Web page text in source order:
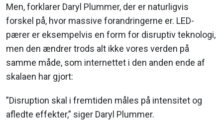
Men, forklarer Daryl Plummer, der er naturligvis
forskel på, hvor massive forandringerne er. LED-
pærer er eksempelvis en form for disruptiv teknologi,
men den ændrer trods alt ikke vores verden på
samme måde, som internettet i den anden ende af
skalaen har gjort:
”Disruption skal i fremtiden måles på intensitet og
afledte effekter,” siger Daryl Plummer.